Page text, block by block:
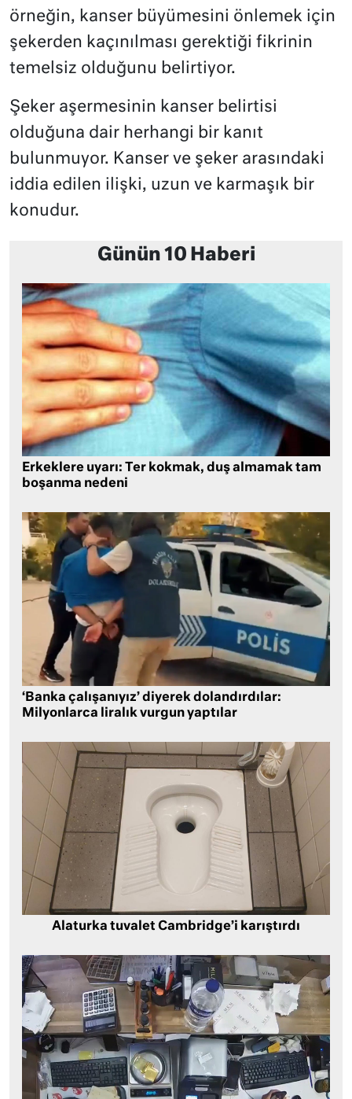
örneğin, kanser büyümesini önlemek için
şekerden kaçınılması gerektiği fikrinin
temelsiz olduğunu belirtiyor.
Şeker aşermesinin kanser belirtisi
olduğuna dair herhangi bir kanıt
bulunmuyor. Kanser ve şeker arasındaki
iddia edilen ilişki, uzun ve karmaşık bir
konudur.
Günün 10 Haberi
Erkeklere uyarı: Ter kokmak, duş almamak tam
boşanma nedeni
‘Banka çalışanıyız’ diyerek dolandırdılar:
Milyonlarca liralık vurgun yaptılar
Alaturka tuvalet Cambridge’i karıştırdı